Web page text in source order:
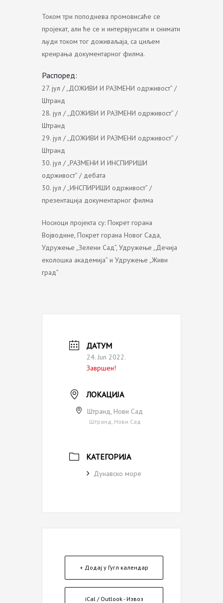
Током три поподнева промовисаће се
пројекат, али ће се и интервјуисати и снимати
људи током тог доживаљаја, са циљем
креирања документарног филма.
Распоред:
27. јул / „ДОЖИВИ И РАЗМЕНИ одрживост” /
Штранд
28. јул / „ДОЖИВИ И РАЗМЕНИ одрживост” /
Штранд
29. јул / „ДОЖИВИ И РАЗМЕНИ одрживост” /
Штранд
30. јул / „РАЗМЕНИ И ИНСПИРИШИ
одрживост” / дебата
30. јул / „ИНСПИРИШИ одрживост” /
презентација документарног филма
Носиоци пројекта су: Покрет горана
Војводине, Покрет горана Новог Сада,
Удружење „Зелени Сад”, Удружење „Дечија
еколошка академија” и Удружење „Живи
град”
ДАТУМ
24. Jun 2022.
Завршен!
ЛОКАЦИЈА
Штранд, Нови Сад
Штранд, Нови Сад
КАТЕГОРИЈА
Дунавско море
+ Додај у Гугл календар
iCal / Outlook - Извоз